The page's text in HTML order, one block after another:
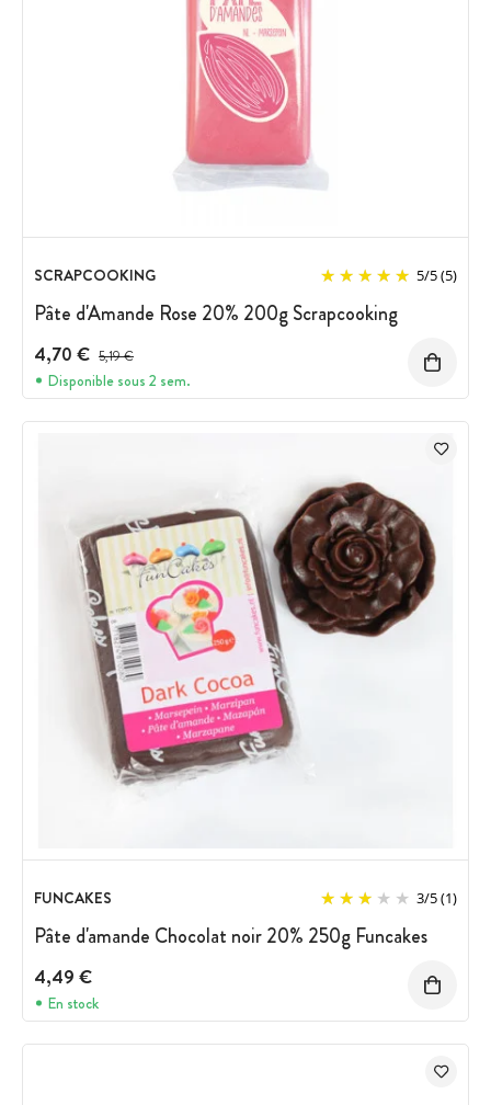
SCRAPCOOKING 5/5(5)
Pâte d'Amande Rose 20% 200g Scrapcooking
4,70 € Prix avant réduction :
5,19 €
Disponible sous 2 sem.
FUNCAKES 3/5(1)
Pâte d'amande Chocolat noir 20% 250g Funcakes
4,49 €
En stock